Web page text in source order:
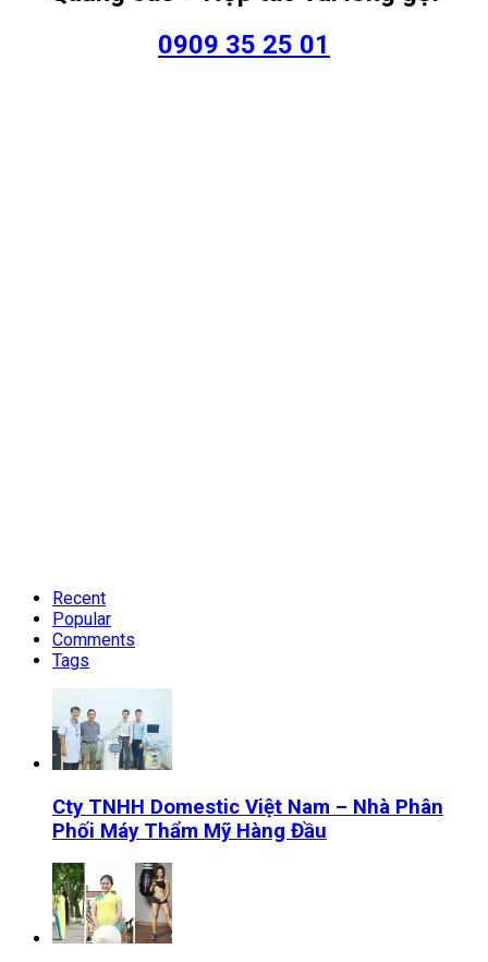
0909 35 25 01
Recent
Popular
Comments
Tags
Cty TNHH Domestic Việt Nam – Nhà Phân
Phối Máy Thẩm Mỹ Hàng Đầu